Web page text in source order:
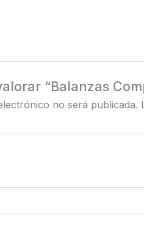
“Balanzas
no será publicada.